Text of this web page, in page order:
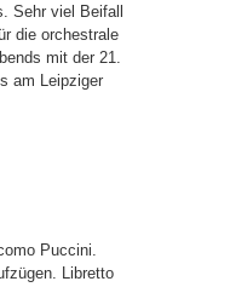
Sehr viel Beifall
die orchestrale
mit der 21.
am Leipziger
Puccini.
Libretto